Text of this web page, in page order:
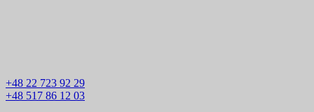
+48 22 723 92 29
+48 517 86 12 03